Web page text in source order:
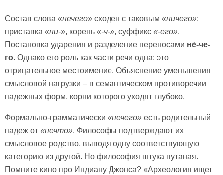
Состав слова «нечего» сходен с таковым «ничего»:
приставка «ни-», корень «-ч-», суффикс «-его».
Постановка ударения и разделение переносами не́-че-
го. Однако его роль как части речи одна: это
отрицательное местоимение. Объяснение уменьшения
смысловой нагрузки – в семантическом противоречии
падежных форм, корни которого уходят глубоко.
Формально-грамматически «нечего» есть родительный
падеж от «нечто». Философы подтверждают их
смысловое родство, выводя одну соответствующую
категорию из другой. Но философия штука путаная.
Помните кино про Индиану Джонса? «Археология ищет